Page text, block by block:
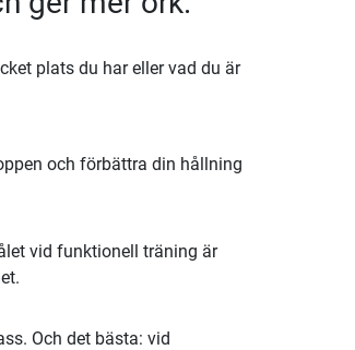
plats du har eller vad du är
och förbättra din hållning
vid funktionell träning är
Och det bästa: vid